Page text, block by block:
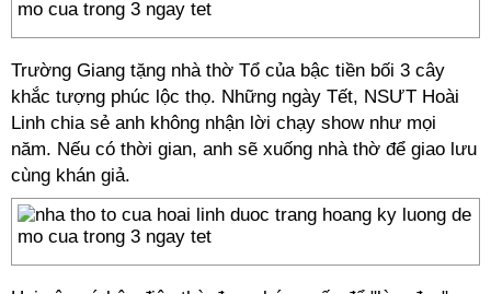
Trường Giang tặng nhà thờ Tổ của bậc tiền bối 3 cây
khắc tượng phúc lộc thọ. Những ngày Tết, NSƯT Hoài
Linh chia sẻ anh không nhận lời chạy show như mọi
năm. Nếu có thời gian, anh sẽ xuống nhà thờ để giao lưu
cùng khán giả.